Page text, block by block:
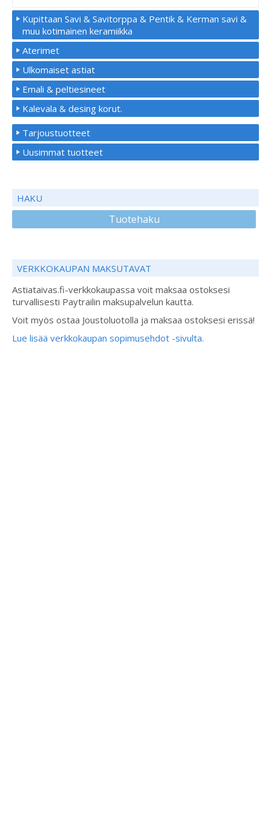
Kupittaan Savi & Savitorppa & Pentik & Kerman savi &
muu kotimainen keramiikka
Aterimet
Ulkomaiset astiat
Emali & peltiesineet
Kalevala & desing korut.
Tarjoustuotteet
Uusimmat tuotteet
HAKU
Tuotehaku
VERKKOKAUPAN MAKSUTAVAT
Astiataivas.fi-verkkokaupassa voit maksaa ostoksesi
turvallisesti Paytrailin maksupalvelun kautta.
Voit myös ostaa Joustoluotolla ja maksaa ostoksesi erissä!
Lue lisää verkkokaupan sopimusehdot -sivulta.